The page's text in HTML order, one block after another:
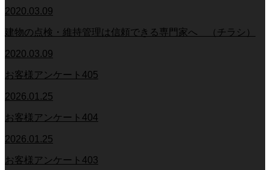
2020.03.09
建物の点検・維持管理は信頼できる専門家へ （チラシ）
2020.03.09
お客様アンケート405
2026.01.25
お客様アンケート404
2026.01.25
お客様アンケート403